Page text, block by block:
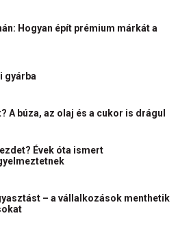
Hogyan épít prémium márkát a
gyárba
A búza, az olaj és a cukor is drágul
Évek óta ismert
– a vállalkozások menthetik